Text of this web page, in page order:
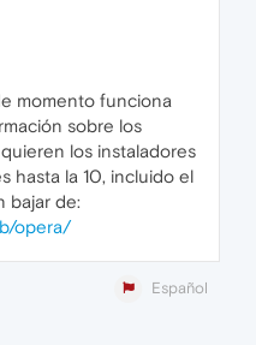
momento funciona
sobre los
los instaladores
hasta la 10, incluido el
bajar de:
opera/
Español